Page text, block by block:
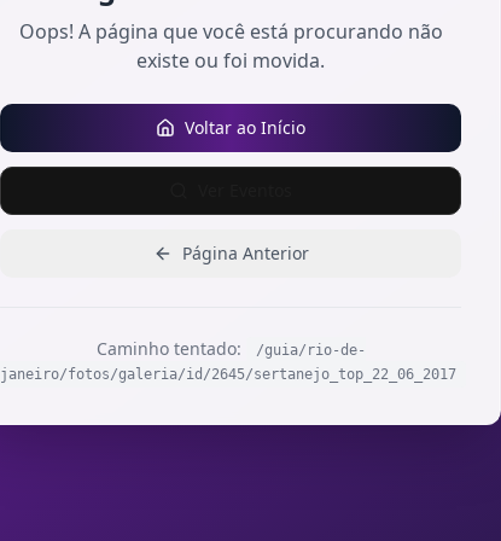
Oops! A página que você está procurando não
existe ou foi movida.
Voltar ao Início
Página Anterior
Caminho tentado:
/guia/rio-de-
janeiro/fotos/galeria/id/2645/sertanejo_top_22_06_2017